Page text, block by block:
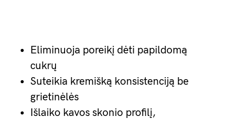
Eliminuoja poreikį dėti papildomą
cukrų
Suteikia kremišką konsistenciją be
grietinėlės
Išlaiko kavos skonio profilį,